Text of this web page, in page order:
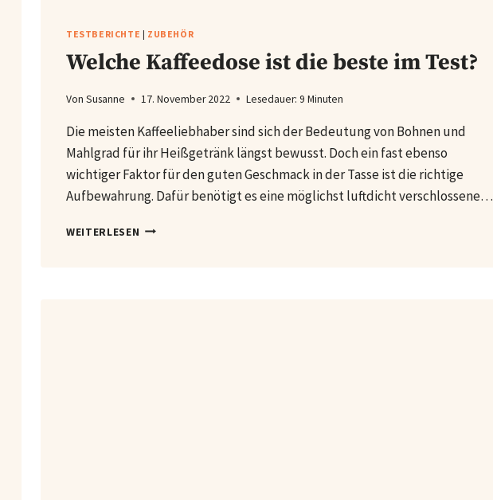
TESTBERICHTE | ZUBEHÖR
Welche Kaffeedose ist die beste im Test?
Von Susanne 17. November 2022 Lesedauer: 9Minuten
Die meisten Kaffeeliebhaber sind sich der Bedeutung von Bohnen und
Mahlgrad für ihr Heißgetränk längst bewusst. Doch ein fast ebenso
wichtiger Faktor für den guten Geschmack in der Tasse ist die richtige
Aufbewahrung. Dafür benötigt es eine möglichst luftdicht verschlossene…
WEITERLESEN WELCHE